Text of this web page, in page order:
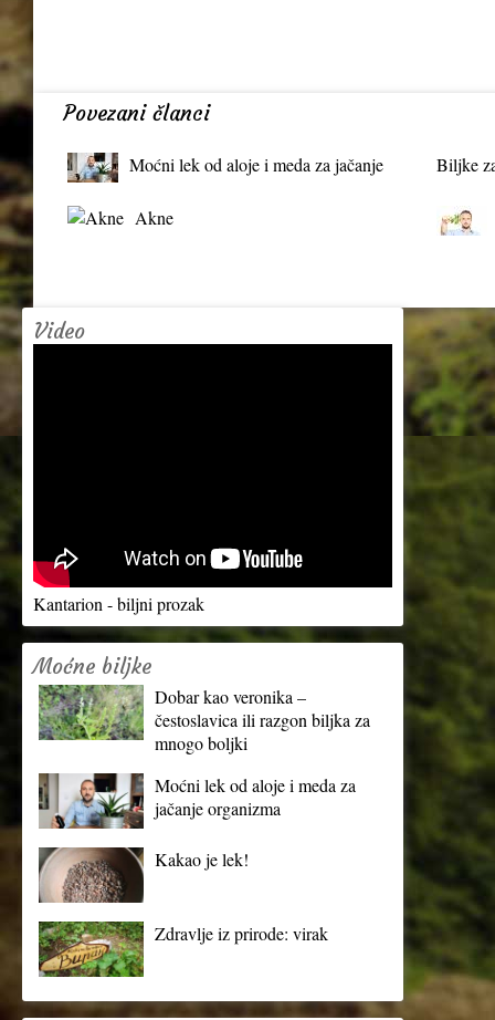
Povezani članci
Moćni lek od aloje i meda za jačanje
Biljke
Akne
Video
Kantarion - biljni prozak
Moćne biljke
Dobar kao veronika –
čestoslavica ili razgon biljka za
mnogo boljki
Moćni lek od aloje i meda za
jačanje organizma
Kakao je lek!
Zdravlje iz prirode: virak